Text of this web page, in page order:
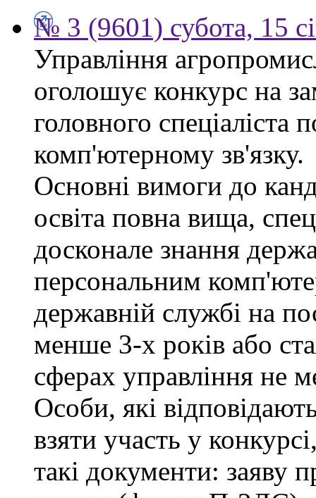
№ 3 (9601) субота, 15
Управління
оголошує конкурс на
головного спеціаліста
комп'ютерному зв'язку.
Основні вимоги до
освіта повна вища,
досконале знання
персональним
державній службі на
менше 3-х років або
сферах управління не
Особи, які
взяти участь у
такі документи: заяву